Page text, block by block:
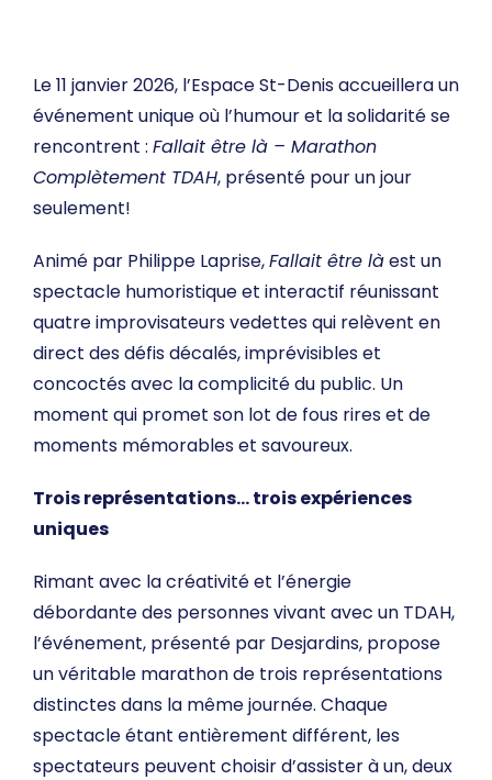
Le 11 janvier 2026, l’Espace St-Denisaccueillera un
événement unique où l’humour et la solidarité se
rencontrent : Fallait être là – Marathon
Complètement TDAH, présenté pour un jour
seulement!
Animé par Philippe Laprise,Fallait être làest un
spectacle humoristique et interactif réunissant
quatre improvisateurs vedettes qui relèvent en
direct des défis décalés, imprévisibles et
concoctés avec la complicité du public. Un
moment qui promet son lot de fous rires et de
moments mémorables et savoureux.
Trois représentations… trois expériences
uniques
Rimant avec la créativité et l’énergie
débordante des personnes vivant avec un TDAH,
l’événement, présenté par Desjardins, propose
un véritable marathon de trois représentations
distinctes dans la même journée. Chaque
spectacle étant entièrement différent, les
spectateurs peuvent choisir d’assister à un, deux